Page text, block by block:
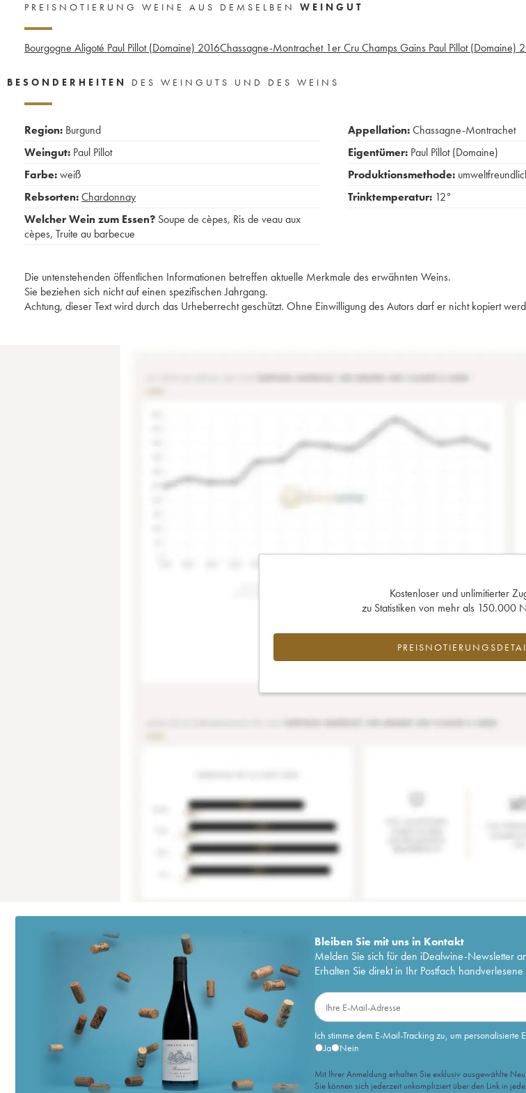
PREISNOTIERUNG WEINE AUS DEMSELBEN WEINGUT
Bourgogne Aligoté Paul Pillot (Domaine) 2016Chassagne-Montrachet 1er Cru Champs Gains Paul Pillot (Domaine)
BESONDERHEITEN DES WEINGUTS UND DES WEINS
Region: Burgund
Weingut: Paul Pillot
Farbe:weiß
Rebsorten:Chardonnay
Welcher Wein zum Essen? Soupe de cèpes, Ris de veau aux
cèpes, Truite au barbecue
Appellation:Chassagne-Montrachet
Eigentümer: Paul Pillot (Domaine)
Produktionsmethode:
Trinktemperatur: 12°
Die untenstehenden öffentlichen Informationen betreffen aktuelle Merkmale des erwähnten Weins.
Sie beziehen sich nicht auf einen spezifischen Jahrgang.
Achtung, dieser Text wird durch das Urheberrecht geschützt. Ohne Einwilligung des Autors darf er nicht kopiert
Kostenloser und unlimitierter
zu Statistiken von mehr als 150.000
Bleiben Sie mit uns in Kontakt
Melden Sie sich für den iDealwine-Newsletter
Erhalten Sie direkt in Ihr Postfach
Ich stimme dem E-Mail-Tracking zu, um personalisierte
Ja
Nein
Mit Ihrer Anmeldung erhalten Sie exklusiv ausgewählte
Sie können sich jederzeit unkompliziert über den Link in